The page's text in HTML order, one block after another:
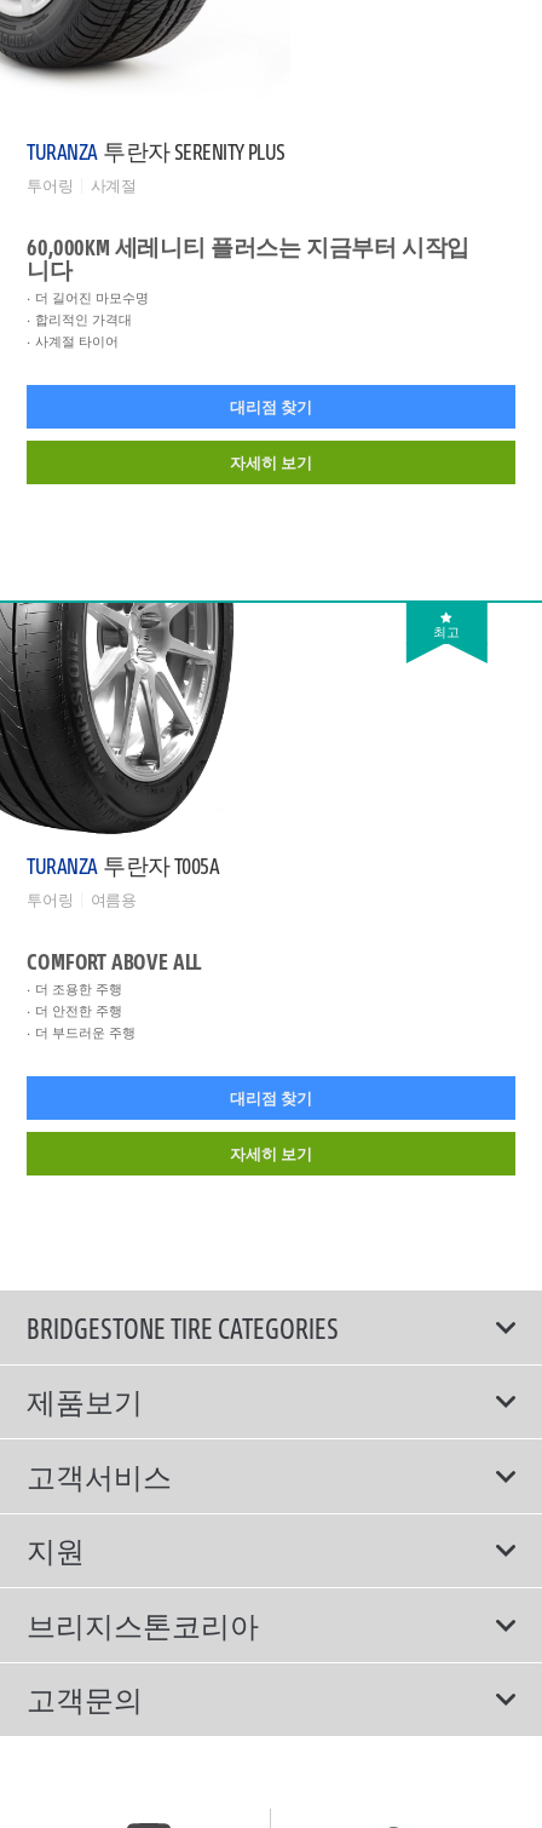
TURANZA 투란자 SERENITY PLUS
투어링 사계절
60,000KM 세레니티 플러스는 지금부터 시작입
니다
더 길어진 마모수명
합리적인 가격대
사계절 타이어
대리점 찾기
자세히 보기
최고
TURANZA 투란자 T005A
투어링 여름용
COMFORT ABOVE ALL
더 조용한 주행
더 안전한 주행
더 부드러운 주행
대리점 찾기
자세히 보기
BRIDGESTONE TIRE CATEGORIES
제품보기
모두
스포츠 타이어
컴포트 타이어
친환경 타이어
SUV/RV 타이어
겨울용 타이어
고객서비스
보증서비스
에너지소비효율등급제도
지원
이용약관
개인정보처리방침
브리지스톤코리아
회사소개
올림픽활동
고객문의